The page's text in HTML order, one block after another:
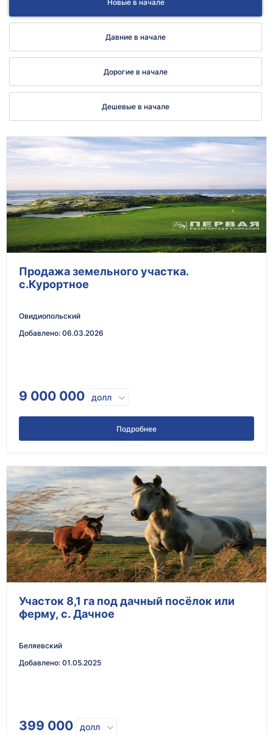
Новые в начале
Давние в начале
Дорогие в начале
Дешевые в начале
Продажа земельного участка.
с.Курортное
Овидиопольский
Добавлено: 06.03.2026
9 000 000 долл
Подробнее
Участок 8,1 га под дачный посёлок или
ферму, с. Дачное
Беляевский
Добавлено: 01.05.2025
399 000 долл